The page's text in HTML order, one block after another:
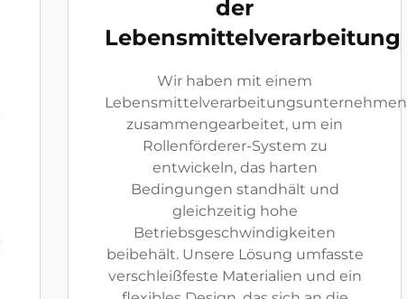
der
Lebensmittelverarbeitung
Wir haben mit einem
Lebensmittelverarbeitungsunternehmen
zusammengearbeitet, um ein
Rollenförderer-System zu
entwickeln, das harten
Bedingungen standhält und
gleichzeitig hohe
Betriebsgeschwindigkeiten
beibehält. Unsere Lösung umfasste
verschleißfeste Materialien und ein